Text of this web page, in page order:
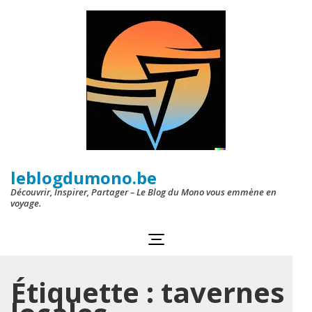
leblogdumono.be
Découvrir, Inspirer, Partager – Le Blog du Mono vous emmène en
voyage.
Étiquette : tavernes